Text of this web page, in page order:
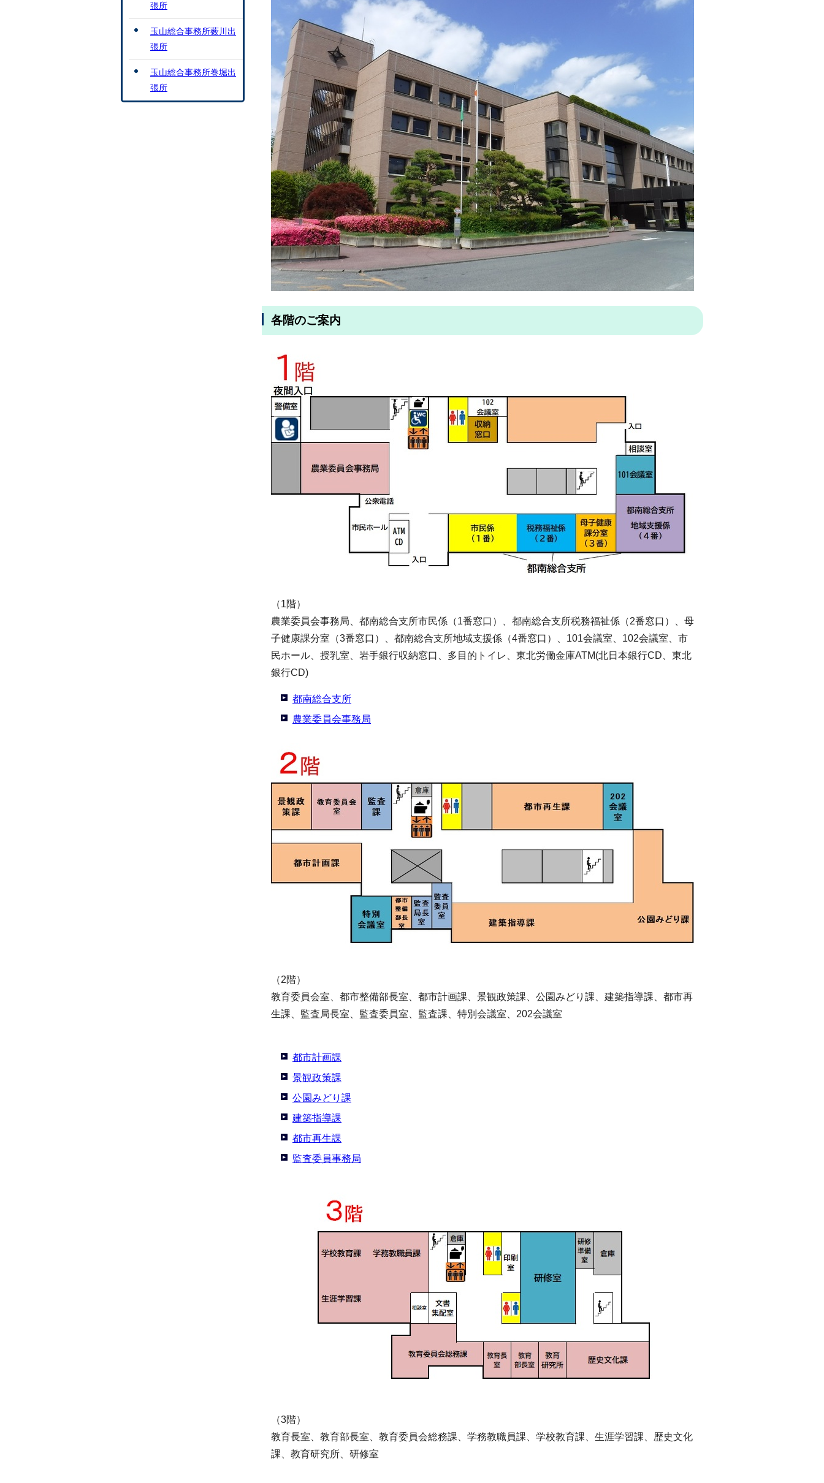
各階のご案内
（1階）
農業委員会事務局、都南総合支所市民係（1番窓口）、都南総合支所税務福祉係（2番窓口）、母
子健康課分室（3番窓口）、都南総合支所地域支援係（4番窓口）、101会議室、102会議室、市
民ホール、授乳室、岩手銀行収納窓口、多目的トイレ、東北労働金庫ATM(北日本銀行CD、東北
銀行CD)
都南総合支所
農業委員会事務局
（2階）
教育委員会室、都市整備部長室、都市計画課、景観政策課、公園みどり課、建築指導課、都市再
生課、監査局長室、監査委員室、監査課、特別会議室、202会議室
都市計画課
景観政策課
公園みどり課
建築指導課
都市再生課
監査委員事務局
（3階）
教育長室、教育部長室、教育委員会総務課、学務教職員課、学校教育課、生涯学習課、歴史文化
課、教育研究所、研修室
張所
玉山総合事務所薮川出
張所
玉山総合事務所巻堀出
張所